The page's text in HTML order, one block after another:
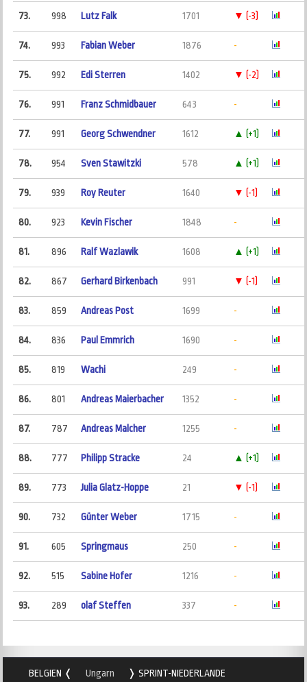
73. 998 Lutz Falk 1701 ▼ (-3)
74. 993 Fabian Weber 1876 -
75. 992 Edi Sterren 1402 ▼ (-2)
76. 991 Franz Schmidbauer 643 -
77. 991 Georg Schwendner 1612 ▲ (+1)
78. 954 Sven Stawitzki 578 ▲ (+1)
79. 939 Roy Reuter 1640 ▼ (-1)
80. 923 Kevin Fischer 1848 -
81. 896 Ralf Wazlawik 1608 ▲ (+1)
82. 867 Gerhard Birkenbach 991 ▼ (-1)
83. 859 Andreas Post 1699 -
84. 836 Paul Emmrich 1690 -
85. 819 Wachi 249 -
86. 801 Andreas Maierbacher 1352 -
87. 787 Andreas Malcher 1255 -
88. 777 Philipp Stracke 24 ▲ (+1)
89. 773 Julia Glatz-Hoppe 21 ▼ (-1)
90. 732 Günter Weber 1715 -
91. 605 Springmaus 250 -
92. 515 Sabine Hofer 1216 -
93. 289 olaf Steffen 337 -
BELGIEN Ungarn SPRINT-NIEDERLANDE